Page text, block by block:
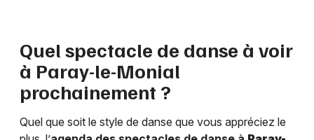
Quel spectacle de danse à voir
à Paray-le-Monial
prochainement ?
Quel que soit le style de danse que vous appréciez le